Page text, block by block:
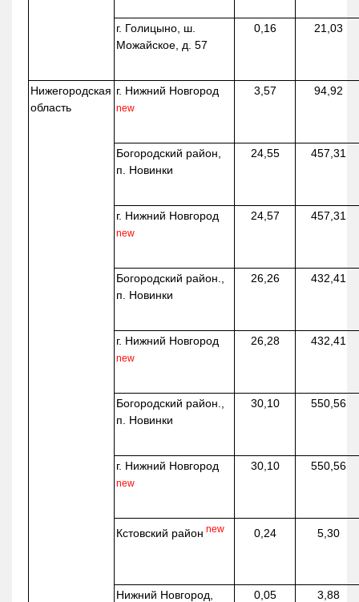
г. Голицыно, ш.
Можайское, д. 57
0,16 21,03
Нижегородская
область
г. Нижний Новгород
new
3,57 94,92
Богородский район,
п. Новинки
24,55 457,31
г. Нижний Новгород
new
24,57 457,31
Богородский район.,
п. Новинки
26,26 432,41
г. Нижний Новгород
new
26,28 432,41
Богородский район.,
п. Новинки
30,10 550,56
г. Нижний Новгород
new
30,10 550,56
Кстовский район new 0,24 5,30
Нижний Новгород,
0,05 3,88